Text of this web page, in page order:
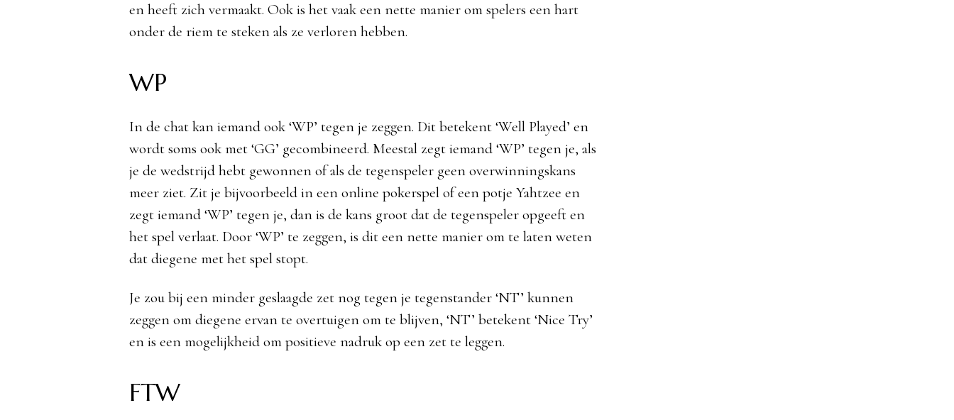
en heeft zich vermaakt. Ook is het vaak een nette manier om spelers een hart
onder de riem te steken als ze verloren hebben.
WP
In de chat kan iemand ook ‘WP’ tegen je zeggen. Dit betekent ‘Well Played’ en
wordt soms ook met ‘GG’ gecombineerd. Meestal zegt iemand ‘WP’ tegen je, als
je de wedstrijd hebt gewonnen of als de tegenspeler geen overwinningskans
meer ziet. Zit je bijvoorbeeld in een online pokerspel of een potje Yahtzee en
zegt iemand ‘WP’ tegen je, dan is de kans groot dat de tegenspeler opgeeft en
het spel verlaat. Door ‘WP’ te zeggen, is dit een nette manier om te laten weten
dat diegene met het spel stopt.
Je zou bij een minder geslaagde zet nog tegen je tegenstander ‘NT’ kunnen
zeggen om diegene ervan te overtuigen om te blijven, ‘NT’ betekent ‘Nice Try’
en is een mogelijkheid om positieve nadruk op een zet te leggen.
FTW